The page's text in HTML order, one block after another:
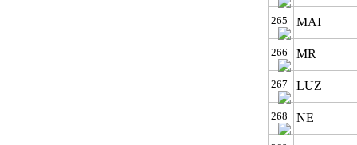
265 MAI
266 MR
267 LUZ
268 NE